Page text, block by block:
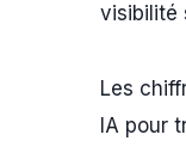
visibilité
Les
IA pour